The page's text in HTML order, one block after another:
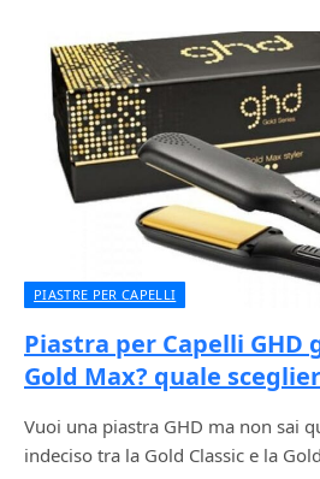
PIASTRE PER CAPELLI
Piastra per Capelli GHD
Gold Max? quale
Vuoi una piastra GHD ma non sai
indeciso tra la Gold Classic e la